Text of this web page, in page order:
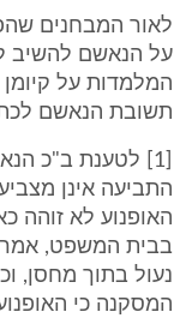
לאור המבחנים
על הנאשם להשיב
המלמדות על
תשובת הנאשם
[1] לטענת ב"כ
התביעה אינן
האופנוע לא זוהה
בבית המשפט, אמר
נעול בתוך מחסן,
המסקנה כי